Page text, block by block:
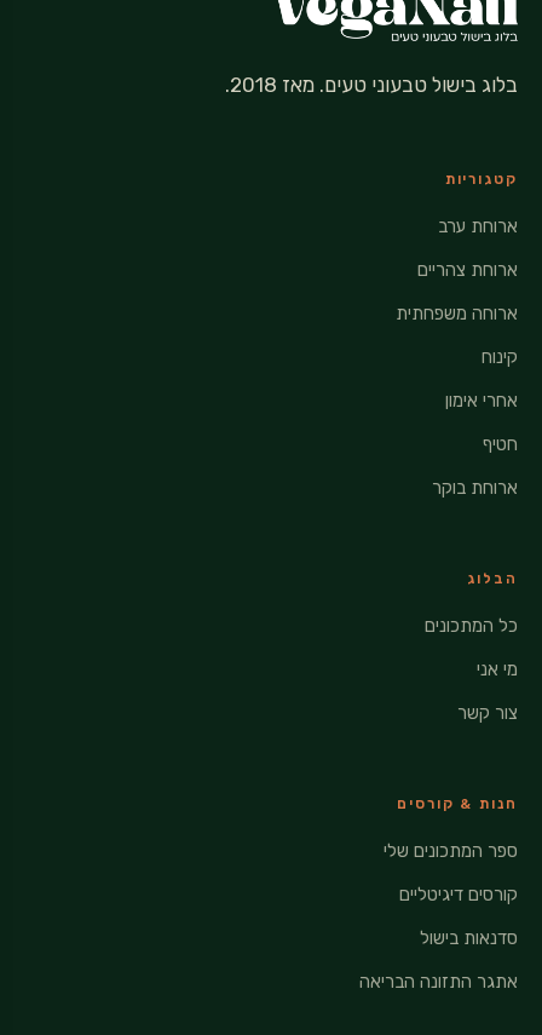
בלוג בישול טבעוני טעים. מאז 2018.
קטגוריות
ארוחת ערב
ארוחת צהריים
ארוחה משפחתית
קינוח
אחרי אימון
חטיף
ארוחת בוקר
הבלוג
כל המתכונים
מי אני
צור קשר
חנות & קורסים
ספר המתכונים שלי
קורסים דיגיטליים
סדנאות בישול
אתגר התזונה הבריאה